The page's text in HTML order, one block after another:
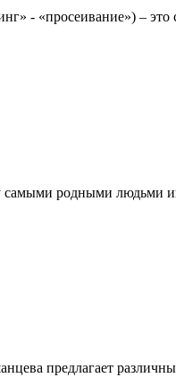
- «просеивание») –
родными людьми
предлагает